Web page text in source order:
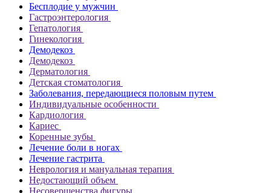
Бесплодие у мужчин
Гастроэнтерология
Гепатология
Гинекология
Демодекоз
Демодекоз
Дерматология
Детская стоматология
Заболевания, передающиеся половым путем
Индивидуальные особенности
Кардиология
Кариес
Коренные зубы
Лечение боли в ногах
Лечение гастрита
Неврология и мануальная терапия
Недостающий объем
Несовершенства фигуры